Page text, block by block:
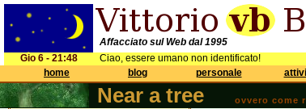
Affacciato sul Web dal 1995
Gio 6 - 21:48
Ciao, essere umano non identificato!
home
blog personale
Near a tree ovvero come